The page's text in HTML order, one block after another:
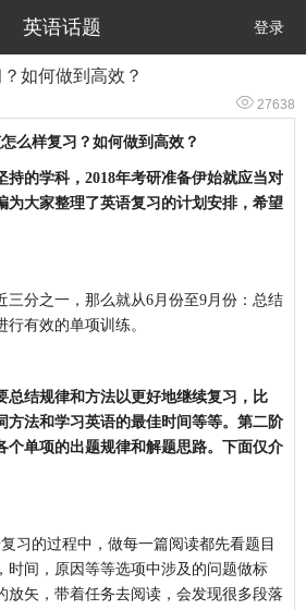
英语话题 登录
如何做到高效？
 27638
么样复习？如何做到高效？
持的学科，2018年考研准备伊始就应当对
为大家整理了英语复习的计划安排，希望
三分之一，那么就从6月份至9月份：总结
有效的单项训练。
总结规律和方法以更好地继续复习，比
方法和学习英语的最佳时间等等。第二阶
个单项的出题规律和解题思路。下面仅介
习的过程中，做每一篇阅读都先看题目
时间，原因等等选项中涉及的问题做标
放矢，带着任务去阅读，会发现很多段落